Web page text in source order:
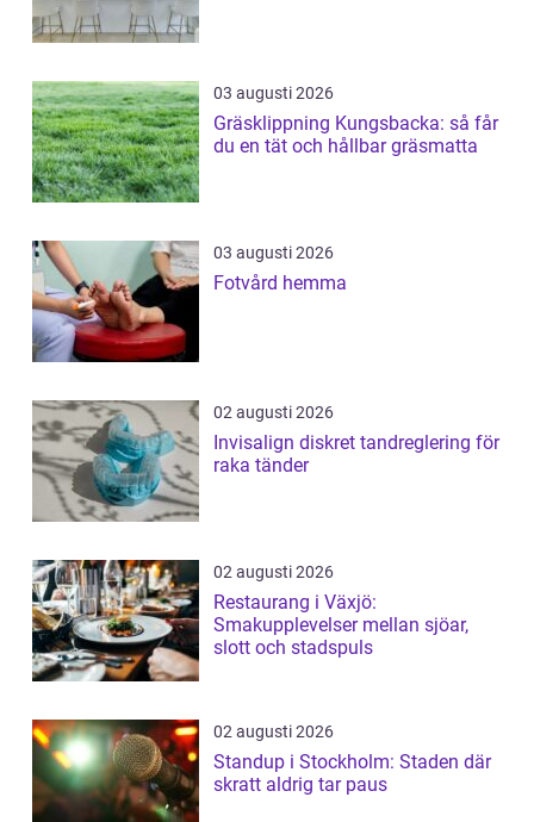
03 augusti 2026
Gräsklippning Kungsbacka: så får
du en tät och hållbar gräsmatta
03 augusti 2026
Fotvård hemma
02 augusti 2026
Invisalign diskret tandreglering för
raka tänder
02 augusti 2026
Restaurang i Växjö:
Smakupplevelser mellan sjöar,
slott och stadspuls
02 augusti 2026
Standup i Stockholm: Staden där
skratt aldrig tar paus